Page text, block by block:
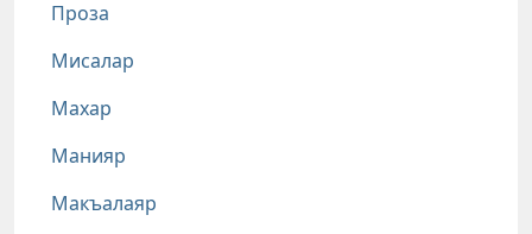
Проза
Мисалар
Махар
Манияр
Макъалаяр